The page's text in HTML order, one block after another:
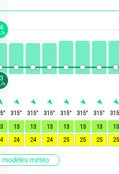
modèles météo
° 315° 315° 315° 315° 315° 315°
315
13 13 13 13 13 13
13
24 24 24 25 25 25 25
h
h